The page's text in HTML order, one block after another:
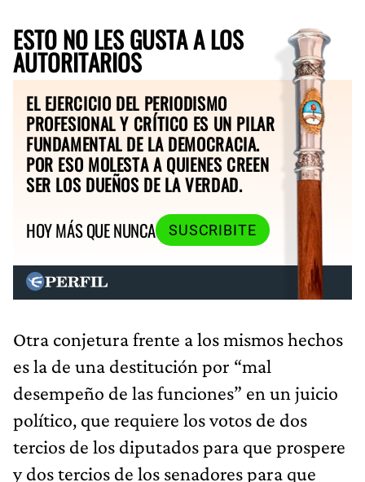
ESTO NO LES GUSTA A LOS
AUTORITARIOS
EL EJERCICIO DEL PERIODISMO
PROFESIONAL Y CRÍTICO ES UN PILAR
FUNDAMENTAL DE LA DEMOCRACIA.
POR ESO MOLESTA A QUIENES CREEN
SER LOS DUEÑOS DE LA VERDAD.
HOY MÁS QUE NUNCA
SUSCRIBITE
Otra conjetura frente a los mismos hechos
es la de una destitución por “mal
desempeño de las funciones” en un juicio
político, que requiere los votos de dos
tercios de los diputados para que prospere
y dos tercios de los senadores para que